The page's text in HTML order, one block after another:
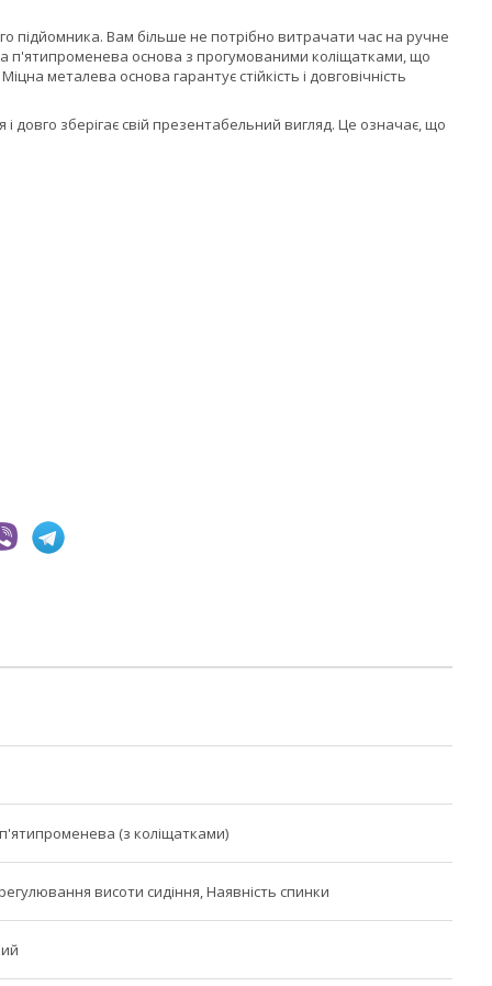
підйомника. Вам більше не потрібно витрачати час на ручне
п'ятипроменева основа з прогумованими коліщатками, що
металева основа гарантує стійкість і довговічність
довго зберігає свій презентабельний вигляд. Це означає, що
(з коліщатками)
висоти сидіння, Наявність спинки